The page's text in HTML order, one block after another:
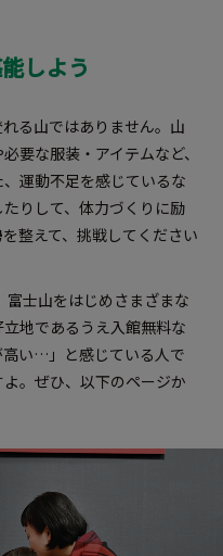
しよう
る山ではありません。山
要な服装・アイテムなど、
運動不足を感じているな
りして、体力づくりに励
整えて、挑戦してください
富士山をはじめさまざまな
地であるうえ入館無料な
い…」と感じている人で
。ぜひ、以下のページか